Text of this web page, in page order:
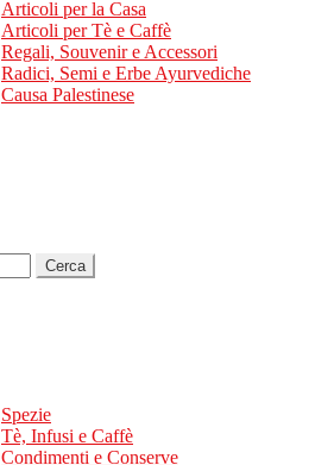
Articoli per la Casa
Articoli per Tè e Caffè
Regali, Souvenir e Accessori
Radici, Semi e Erbe Ayurvediche
Causa Palestinese
Cerca
Spezie
Tè, Infusi e Caffè
Condimenti e Conserve